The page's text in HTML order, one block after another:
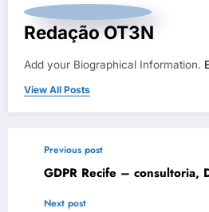
Redação OT3N
Add your Biographical Information.
View All Posts
Previous post
GDPR Recife – consultoria,
Next post